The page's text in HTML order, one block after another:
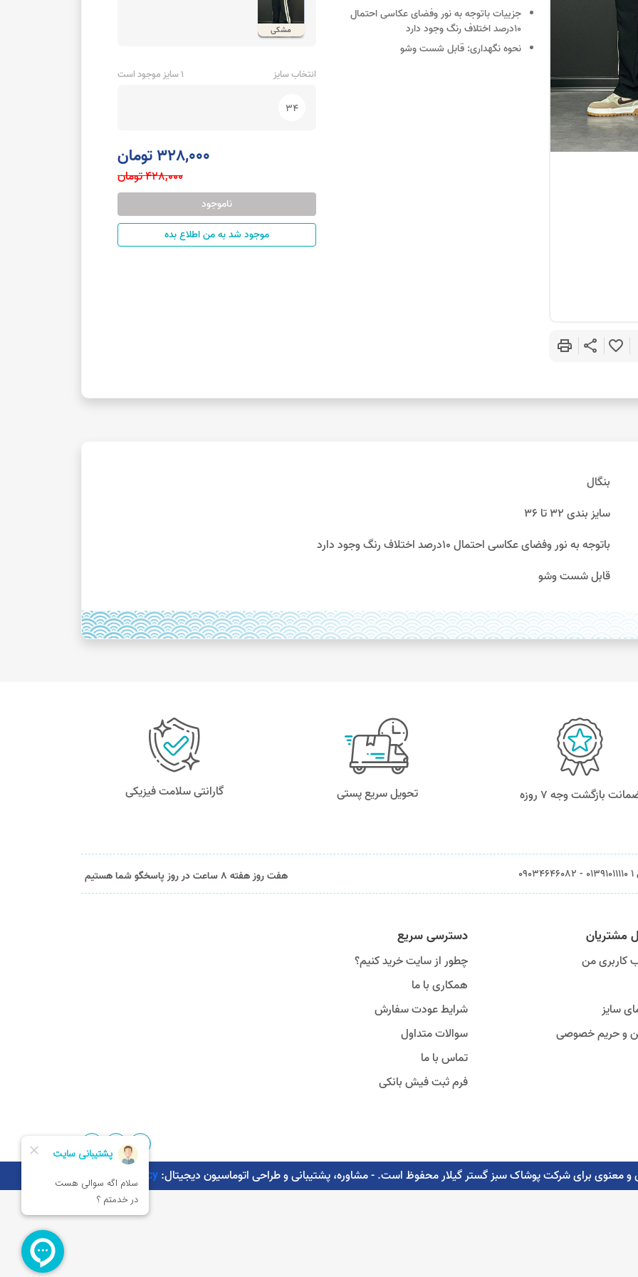
favorite_border
share
print
جزییاتباتوجه به نور وفضای عکاسی احتمال
10درصد اختلاف رنگ وجود دارد
نحوه نگهداری: قابل شست وشو
مشکی
انتخاب سایز 1 سایز موجود است
34
328,000 تومان
428,000 تومان
ناموجود
موجود شد به من اطلاع بده
بنگال
سایز بندی 32 تا 36
باتوجه به نور وفضای عکاسی احتمال 10درصد اختلاف رنگ وجود دارد
قابل شست وشو
بازگشت وجه ۷ روزه تحویل سریع پستی گارانتی سلامت فیزیکی
هفت روز هفته 8 ساعت در روز پاسخگو شما هستیم
مشتریان
کاربری من
سایز
و حریم خصوصی
دسترسی سریع
چطور از سایت خرید کنیم؟
همکاری با ما
شرایط عودت سفارش
سوالات متداول
تماس با ما
فرم ثبت فیش بانکی
Kaman.agency